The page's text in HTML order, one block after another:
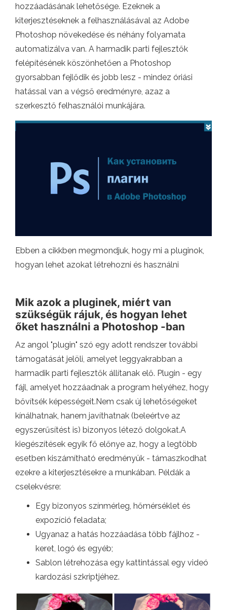
hozzáadásának lehetősége. Ezeknek a
kiterjesztéseknek a felhasználásával az Adobe
Photoshop növekedése és néhány folyamata
automatizálva van. A harmadik parti fejlesztők
felépítésének köszönhetően a Photoshop
gyorsabban fejlődik és jobb lesz - mindez óriási
hatással van a végső eredményre, azaz a
szerkesztő felhasználói munkájára.
Ebben a cikkben megmondjuk, hogy mi a pluginok,
hogyan lehet azokat létrehozni és használni
Mik azok a pluginek, miért van
szükségük rájuk, és hogyan lehet
őket használni a Photoshop -ban
Az angol "plugin" szó egy adott rendszer további
támogatását jelöli, amelyet leggyakrabban a
harmadik parti fejlesztők állítanak elő. Plugin - egy
fájl, amelyet hozzáadnak a program helyéhez, hogy
bővítsék képességeit.Nem csak új lehetőségeket
kínálhatnak, hanem javíthatnak (beleértve az
egyszerűsítést is) bizonyos létező dolgokat.A
kiegészítések egyik fő előnye az, hogy a legtöbb
esetben kiszámítható eredményük - támaszkodhat
ezekre a kiterjesztésekre a munkában. Példák a
cselekvésre:
Egy bizonyos színmérleg, hőmérséklet és
expozíció feladata;
Ugyanaz a hatás hozzáadása több fájlhoz -
keret, logó és egyéb;
Sablon létrehozása egy kattintással egy videó
kardozási szkriptjéhez.